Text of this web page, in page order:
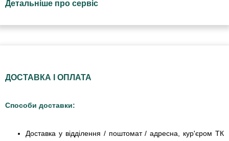
Детальніше про сервіс
ДОСТАВКА І ОПЛАТА
Способи доставки:
Доставка у відділення / поштомат / адресна, кур'єром ТК